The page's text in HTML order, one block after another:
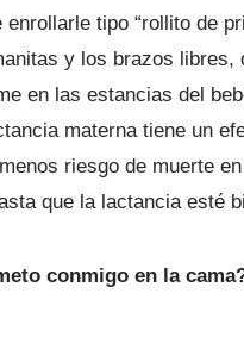
enrollarle tipo “rollito de
y los brazos libres,
en las estancias del
materna tiene un
riesgo de muerte
que la lactancia esté
conmigo en la